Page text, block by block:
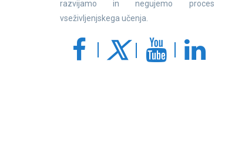
razvijamo in negujemo proces
vseživljenjskega učenja.